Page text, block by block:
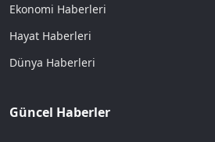
Ekonomi Haberleri
Hayat Haberleri
Dünya Haberleri
Güncel Haberler